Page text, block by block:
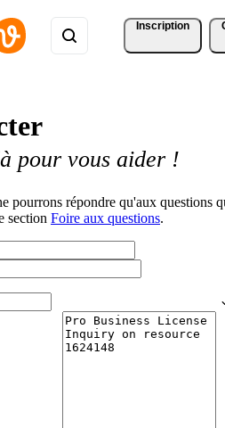
Inscription
pour vous aider !
pourrons répondre qu'aux questions
section Foire aux questions.